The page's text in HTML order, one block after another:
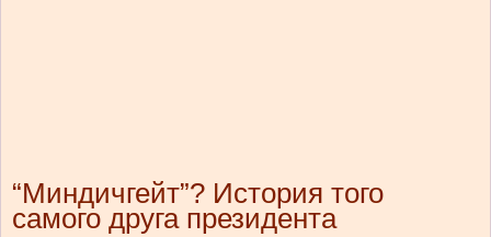
“Миндичгейт”? История того
самого друга президента